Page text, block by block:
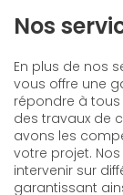
Nos
En plus de nos
vous offre une
répondre à
des travaux de
avons les
votre projet.
intervenir sur
garantissant